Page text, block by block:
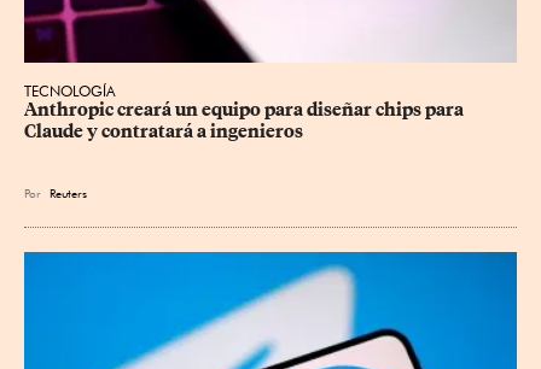
TECNOLOGÍA
Anthropic creará un equipo ⁠para diseñar chips para
Claude y contratará a ingenieros
Por Reuters